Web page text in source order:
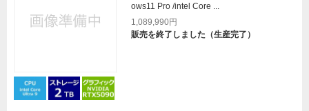
ows11 Pro /intel Core ...
1,089,990円
販売を終了しました（生産完了）